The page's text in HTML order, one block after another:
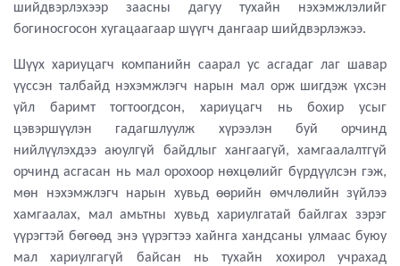
шийдвэрлэхээр заасны дагуу тухайн нэхэмжлэлийг
богиносгосон хугацаагаар шүүгч дангаар шийдвэрлэжээ.
Шүүх хариуцагч компанийн саарал ус асгадаг лаг шавар
үүссэн талбайд нэхэмжлэгч нарын мал орж шигдэж үхсэн
үйл баримт тогтоогдсон, хариуцагч нь бохир усыг
цэвэршүүлэн гадагшлуулж хүрээлэн буй орчинд
нийлүүлэхдээ аюулгүй байдлыг хангаагүй, хамгаалалтгүй
орчинд асгасан нь мал орохоор нөхцөлийг бүрдүүлсэн гэж,
мөн нэхэмжлэгч нарын хувьд өөрийн өмчлөлийн зүйлээ
хамгаалах, мал амьтны хувьд хариулгатай байлгах зэрэг
үүрэгтэй бөгөөд энэ үүрэгтээ хайнга хандсаны улмаас буюу
мал хариулгагүй байсан нь тухайн хохирол учрахад